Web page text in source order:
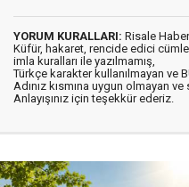
YORUM KURALLARI: Risale
Küfür, hakaret, rencide edici
imla kuralları ile yazılmamış,
Türkçe karakter kullanılmayan ve
Adınız kısmına uygun olmayan
Anlayışınız için teşekkür ederiz.